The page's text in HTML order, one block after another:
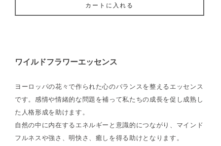
カートに入れる
ワイルドフラワーエッセンス
ヨーロッパの花々で作られた心のバランスを整えるエッセンス
です。感情や情緒的な問題を補って私たちの成長を促し成熟し
た人格形成を助けます。
自然の中に内在するエネルギーと意識的につながり、マインド
フルネスや強さ、明快さ、癒しを得る助けとなります。